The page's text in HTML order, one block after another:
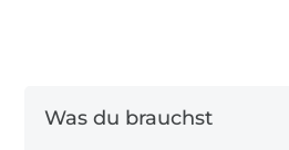
Viskose : kühl auf der Haut,